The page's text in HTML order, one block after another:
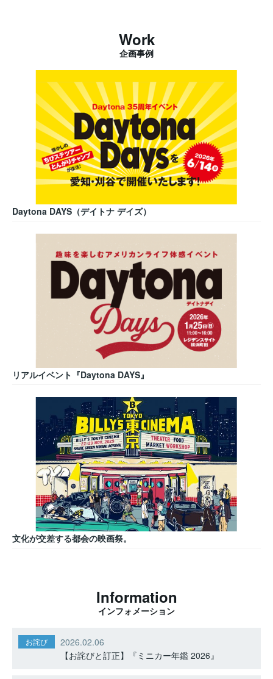
Work
企画事例
Daytona DAYS（デイトナ デイズ）
リアルイベント『Daytona DAYS』
文化が交差する都会の映画祭。
Information
インフォメーション
お詫び
2026.02.06
【お詫びと訂正】『ミニカー年鑑 2026』